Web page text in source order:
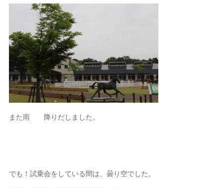
また雨 降りだしました。
でも！試乗会をしている間は、曇り空でした。